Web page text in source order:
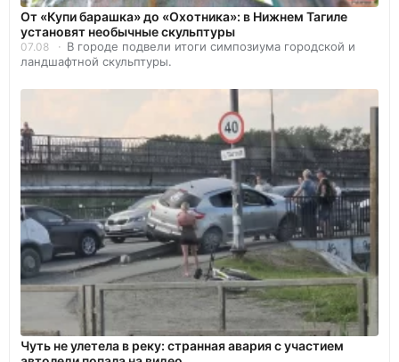
От «Купи барашка» до «Охотника»: в Нижнем Тагиле
установят необычные скульптуры
07.08
В городе подвели итоги симпозиума городской и
ландшафтной скульптуры.
Чуть не улетела в реку: странная авария с участием